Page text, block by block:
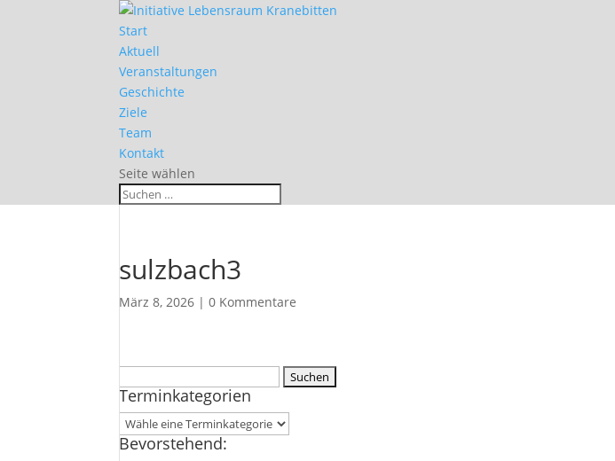
Start
Aktuell
Veranstaltungen
Geschichte
Ziele
Team
Kontakt
Seite wählen
sulzbach3
März 8, 2026 |0 Kommentare
nach:
Terminkategorien
Bevorstehend: